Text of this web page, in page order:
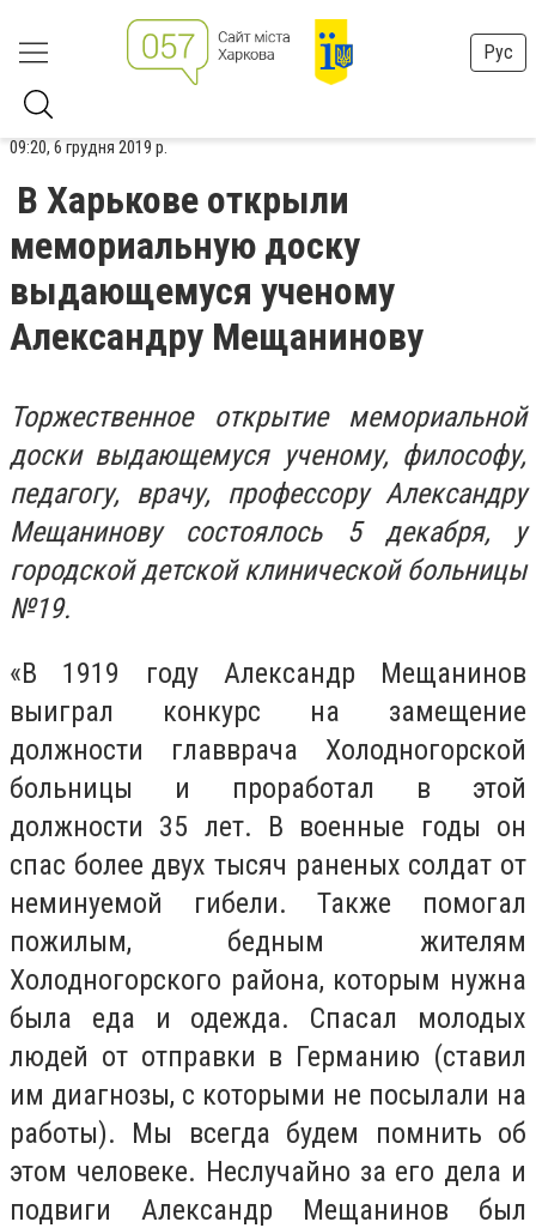
Рус
09:20, 6 грудня 2019 р.
В Харькове открыли
мемориальную доску
выдающемуся ученому
Александру Мещанинову
Торжественное открытие мемориальной
доски выдающемуся ученому, философу,
педагогу, врачу, профессору Александру
Мещанинову состоялось 5 декабря, у
городской детской клинической больницы
№19.
«В 1919 году Александр Мещанинов
выиграл конкурс на замещение
должности главврача Холодногорской
больницы и проработал в этой
должности 35 лет. В военные годы он
спас более двух тысяч раненых солдат от
неминуемой гибели. Также помогал
пожилым, бедным жителям
Холодногорского района, которым нужна
была еда и одежда. Спасал молодых
людей от отправки в Германию (ставил
им диагнозы, с которыми не посылали на
работы). Мы всегда будем помнить об
этом человеке. Неслучайно за его дела и
подвиги Александр Мещанинов был